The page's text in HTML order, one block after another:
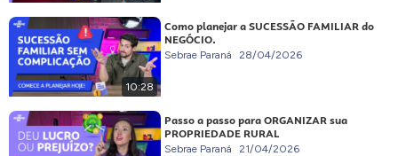
10:28
Como planejar a SUCESSÃO FAMILIAR do
NEGÓCIO.
Sebrae Paraná 28/04/2026
Passo a passo para ORGANIZAR sua
PROPRIEDADE RURAL
Sebrae Paraná 21/04/2026